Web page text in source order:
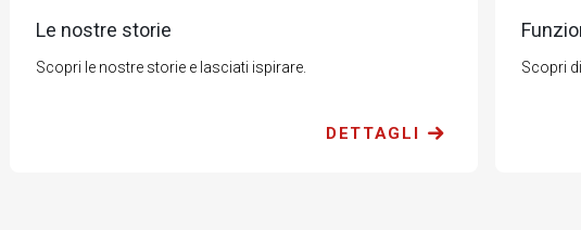
Le nostre storie
Scopri le nostre storie e lasciati ispirare.
DETTAGLI
Scopri